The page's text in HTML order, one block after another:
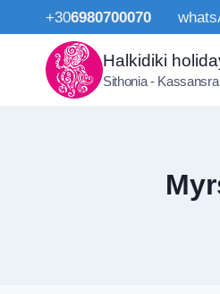
to
content
+306980700070
Halkidiki
Sithonia -